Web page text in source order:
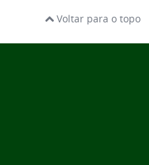
Voltar para o topo